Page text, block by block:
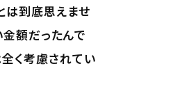
は到底思えませ
額だったんで
く考慮されてい